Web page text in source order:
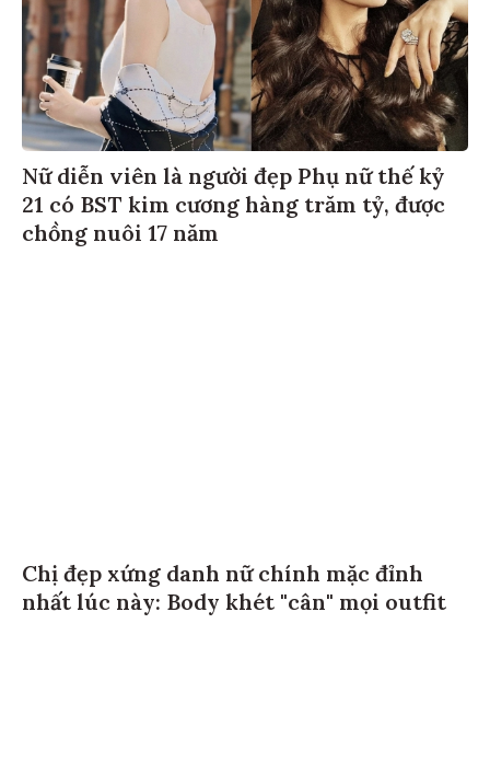
Nữ diễn viên là người đẹp Phụ nữ thế kỷ
21 có BST kim cương hàng trăm tỷ, được
chồng nuôi 17 năm
Chị đẹp xứng danh nữ chính mặc đỉnh
nhất lúc này: Body khét "cân" mọi outfit